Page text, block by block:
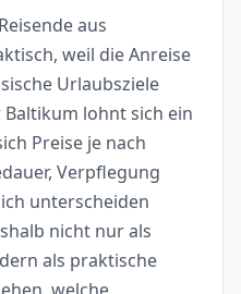
aus
weil die Anreise
Urlaubsziele
lohnt sich ein
Preise je nach
Verpflegung
unterscheiden
nicht nur als
als praktische